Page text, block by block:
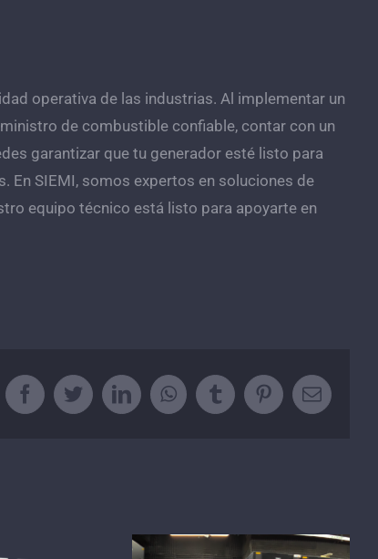
operativa de las industrias. Al implementar un
de combustible confiable, contar con un
garantizar que tu generador esté listo para
En SIEMI, somos expertos en soluciones de
equipo técnico está listo para apoyarte en
FacebookTwitterLinkedInWhatsApp
TumblrPinterestCorreo